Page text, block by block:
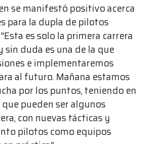
se manifestó positivo acerca
para la dupla de pilotos
es solo la primera carrera
sin duda es una de la que
e implementaremos
al futuro. Mañana estamos
por los puntos, teniendo en
pueden ser algunos
con nuevas tácticas y
pilotos como equipos